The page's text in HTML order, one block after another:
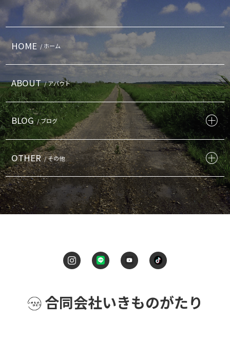
HOME / ホーム
ABOUT / アバウト
BLOG / ブログ
OTHER / その他
合同会社いきものがたり